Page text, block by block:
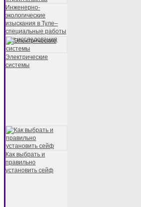
Инженерно-
экологические
изыскания в Туле–
специальные работы
для исследования
Электрические
системы
Как выбрать и
правильно
установить сейф